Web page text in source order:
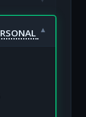
▾